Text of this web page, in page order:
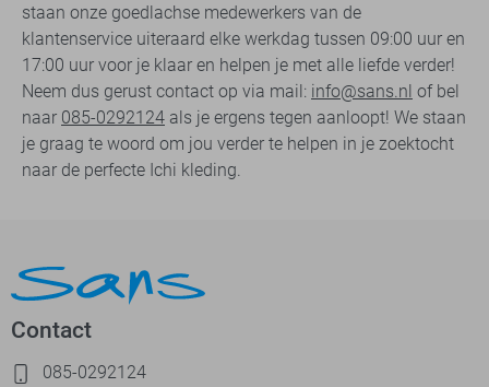
staan onze goedlachse medewerkers van de
klantenservice uiteraard elke werkdag tussen 09:00 uur en
17:00 uur voor je klaar en helpen je met alle liefde verder!
Neem dus gerust contact op via mail: info@sans.nl of bel
naar 085-0292124 als je ergens tegen aanloopt! We staan
je graag te woord om jou verder te helpen in je zoektocht
naar de perfecte Ichi kleding.
Contact
085-0292124